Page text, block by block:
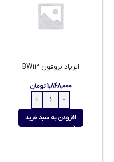
ایرپاد بروفون BW13
۱,۸۴۸,۰۰۰ تومان
افزودن به سبد خرید